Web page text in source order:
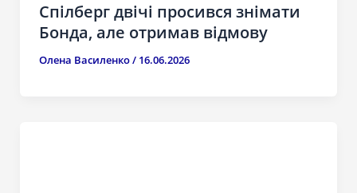
Спілберг двічі просився знімати
Бонда, але отримав відмову
Олена Василенко/ 16.06.2026